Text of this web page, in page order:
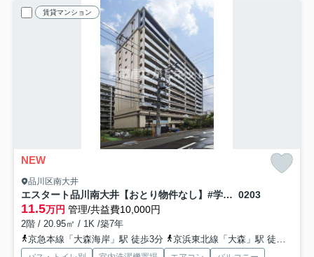
賃貸マンション
NEW
品川区南大井
エスタート品川南大井【おとり物件なし】#学生・社会人にオススメ！初期費用分割払いOK！ 0203
11.5万円 管理/共益費10,000円
2階 / 20.95㎡ / 1K /築7年
京急本線「大森海岸」駅 徒歩3分
京浜東北線「大森」駅 徒歩8分